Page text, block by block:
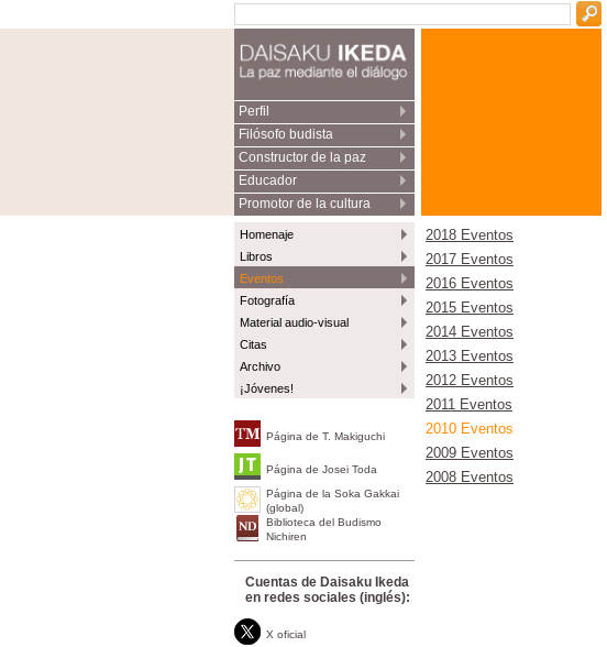
Perfil
Filósofo budista
Constructor de la paz
Educador
Promotor de la cultura
Homenaje
Libros
Eventos
Fotografía
Material audio-visual
Citas
Archivo
¡Jóvenes!
Página de T. Makiguchi
Página de Josei Toda
Página de la Soka Gakkai
(global)
Biblioteca del Budismo
Nichiren
Cuentas de Daisaku Ikeda
en redes sociales (inglés):
X oficial
2018 Eventos
2017 Eventos
2016 Eventos
2015 Eventos
2014 Eventos
2013 Eventos
2012 Eventos
2011 Eventos
2010 Eventos
2009 Eventos
2008 Eventos